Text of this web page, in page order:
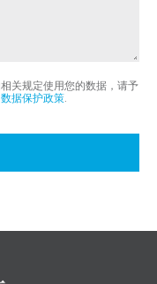
关规定使用您的数据，请予
数据保护政策.